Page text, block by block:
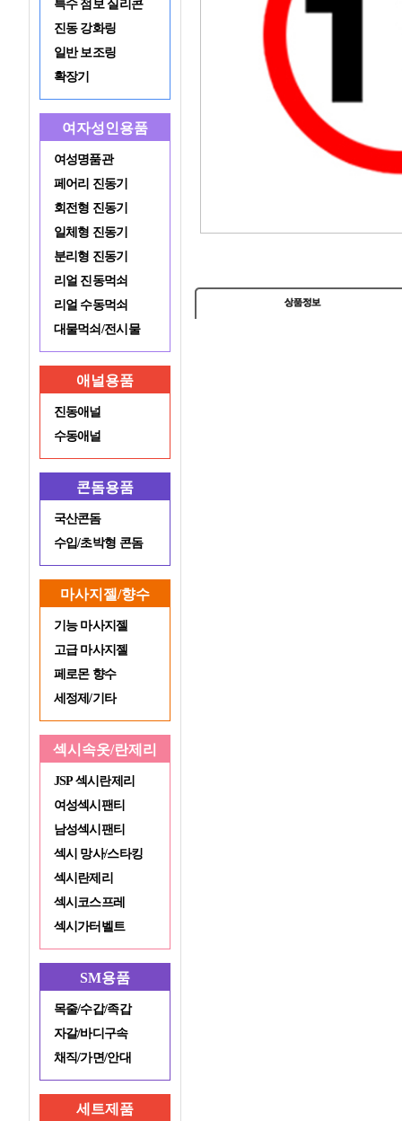
특수 점보 실리콘
진동 강화링
일반 보조링
확장기
여자성인용품
여성명품관
페어리 진동기
회전형 진동기
일체형 진동기
분리형 진동기
리얼 진동먹쇠
리얼 수동먹쇠
대물먹쇠/전시물
애널용품
진동애널
수동애널
콘돔용품
국산콘돔
수입/초박형 콘돔
마사지젤/향수
기능 마사지젤
고급 마사지젤
페로몬 향수
세정제/기타
섹시속옷/란제리
JSP 섹시란제리
여성섹시팬티
남성섹시팬티
섹시 망사/스타킹
섹시란제리
섹시코스프레
섹시가터벨트
SM용품
목줄/수갑/족갑
자갈/바디구속
채직/가면/안대
세트제품